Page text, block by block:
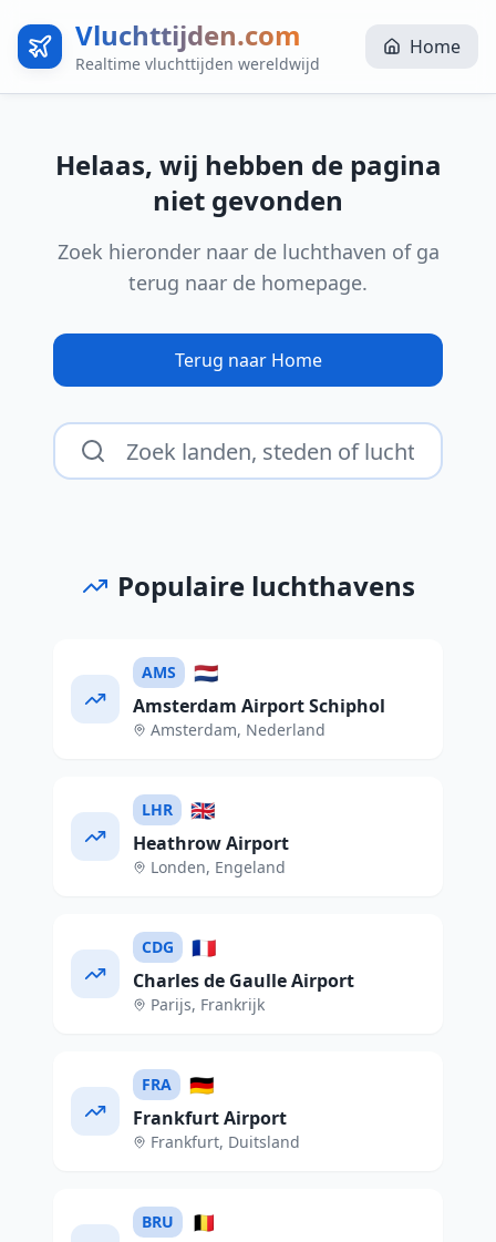
Vluchttijden.com
Realtime vluchttijden wereldwijd
Home
Helaas, wij hebben de pagina
niet gevonden
Zoek hieronder naar de luchthaven of ga
terug naar de homepage.
Terug naar Home
Populaire luchthavens
AMS 🇳🇱
Amsterdam Airport Schiphol
Amsterdam, Nederland
LHR 🇬🇧
Heathrow Airport
Londen, Engeland
CDG 🇫🇷
Charles de Gaulle Airport
Parijs, Frankrijk
FRA 🇩🇪
Frankfurt Airport
Frankfurt, Duitsland
BRU 🇧🇪